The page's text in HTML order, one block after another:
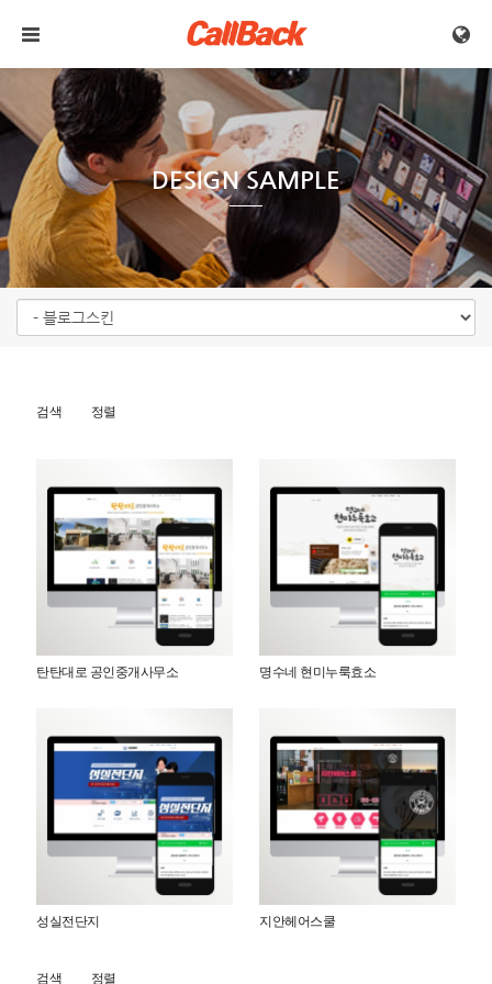
DESIGN SAMPLE
검색 정렬
탄탄대로 공인중개사무소 명수네 현미누룩효소
성실전단지 지안헤어스쿨
검색 정렬